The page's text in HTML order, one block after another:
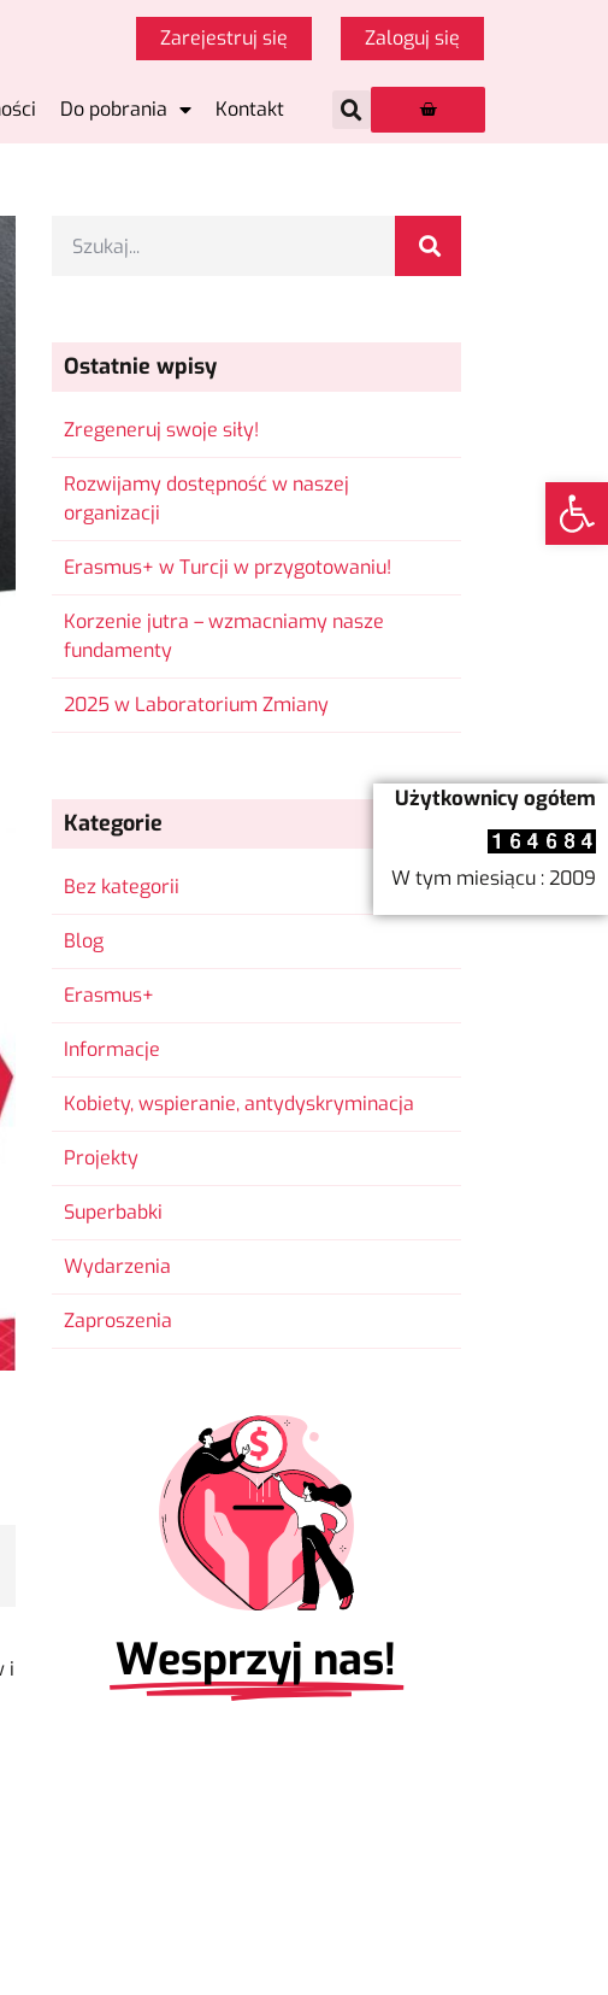
Zarejestruj się Zaloguj się
Do pobrania Kontakt
i
Ostatnie wpisy
Zregeneruj swoje siły!
Rozwijamy dostępność w naszej
organizacji
Erasmus+ w Turcji w przygotowaniu!
Korzenie jutra – wzmacniamy nasze
fundamenty
2025 w Laboratorium Zmiany
Kategorie
Bez kategorii
Blog
Erasmus+
Informacje
Kobiety, wspieranie, antydyskryminacja
Projekty
Superbabki
Wydarzenia
Zaproszenia
Wesprzyj nas!
Użytkownicy ogółem
W tym miesiącu : 2009